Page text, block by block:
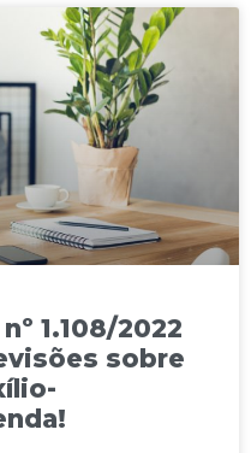
1.108/2022
sobre